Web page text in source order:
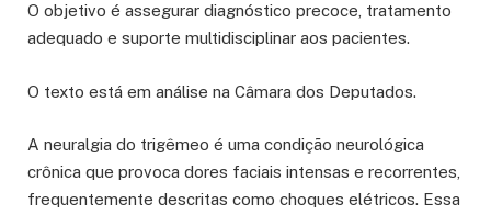
O objetivo é assegurar diagnóstico precoce, tratamento
adequado e suporte multidisciplinar aos pacientes.
O texto está em análise na Câmara dos Deputados.
A neuralgia do trigêmeo é uma condição neurológica
crônica que provoca dores faciais intensas e recorrentes,
frequentemente descritas como choques elétricos. Essa